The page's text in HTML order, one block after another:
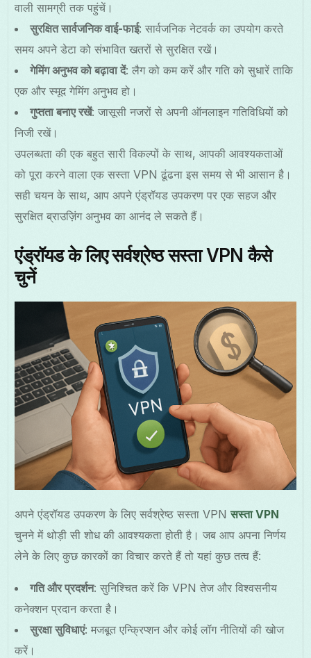
वाली सामग्री तक पहुंचें।
सुरक्षित सार्वजनिक वाई-फाई: सार्वजनिक नेटवर्क का उपयोग करते
समय अपने डेटा को संभावित खतरों से सुरक्षित रखें।
गेमिंग अनुभव को बढ़ावा दें: लैग को कम करें और गति को सुधारें ताकि
एक और स्मूद गेमिंग अनुभव हो।
गुप्तता बनाए रखें: जासूसी नजरों से अपनी ऑनलाइन गतिविधियों को
निजी रखें।
उपलब्धता की एक बहुत सारी विकल्पों के साथ, आपकी आवश्यकताओं
को पूरा करने वाला एक सस्ता VPN ढूंढना इस समय से भी आसान है।
सही चयन के साथ, आप अपने एंड्रॉयड उपकरण पर एक सहज और
सुरक्षित ब्राउज़िंग अनुभव का आनंद ले सकते हैं।
एंड्रॉयड के लिए सर्वश्रेष्ठ सस्ता VPN कैसे
चुनें
अपने एंड्रॉयड उपकरण के लिए सर्वश्रेष्ठ सस्ता VPNसस्ता VPN
चुनने में थोड़ी सी शोध की आवश्यकता होती है। जब आप अपना निर्णय
लेने के लिए कुछ कारकों का विचार करते हैं तो यहां कुछ तत्व हैं:
गति और प्रदर्शन: सुनिश्चित करें कि VPN तेज और विश्वसनीय
कनेक्शन प्रदान करता है।
सुरक्षा सुविधाएं: मजबूत एन्क्रिप्शन और कोई लॉग नीतियों की खोज
करें।